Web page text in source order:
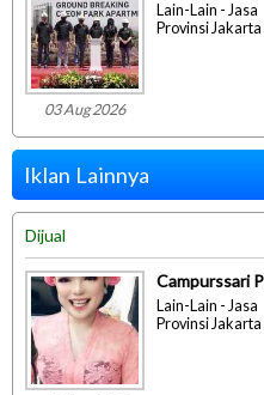
03 Aug 2026
Lain-Lain - Jasa
Provinsi
Iklan Lainnya
Dijual
Campurssari
Lain-Lain - Jasa
Provinsi